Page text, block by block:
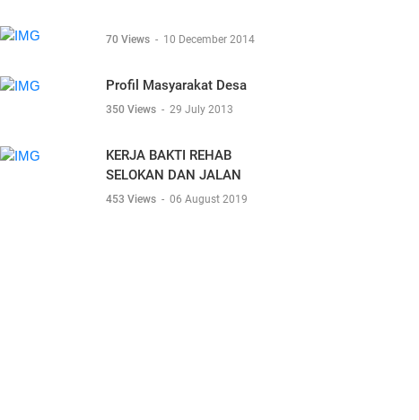
70 Views - 10 December 2014
Profil Masyarakat Desa
350 Views - 29 July 2013
KERJA BAKTI REHAB
SELOKAN DAN JALAN
453 Views - 06 August 2019